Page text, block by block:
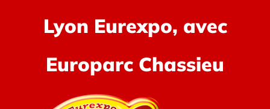
Lyon Eurexpo, avec
Europarc Chassieu